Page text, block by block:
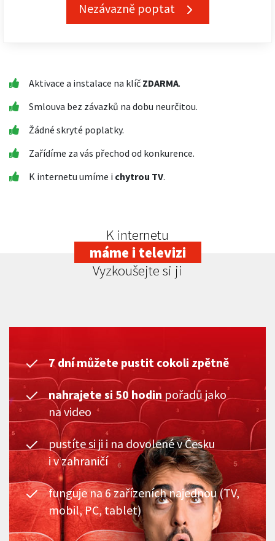
Nezávazně poptat
Aktivace a instalace na klíč ZDARMA.
Smlouva bez závazků na dobu neurčitou.
Žádné skryté poplatky.
Zařídíme za vás přechod od konkurence.
K internetu umíme i chytrou TV.
K internetu
máme i televizi
Vyzkoušejte si ji
7 dní můžete pustit cokoli zpětně
nahrajete si 50 hodin pořadů jako
na video
pustíte si ji i na dovolené v Česku
i v zahraničí
funguje na 6 zařízeních najednou (TV,
mobil, PC, tablet)